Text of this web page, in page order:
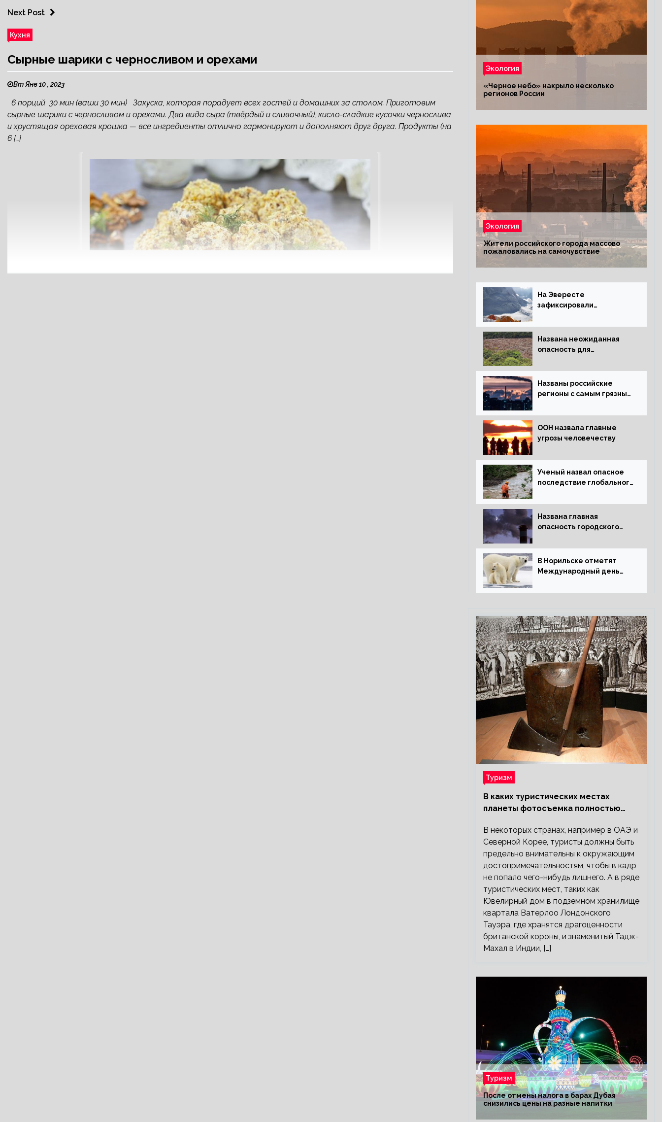
Next Post
Кухня
Сырные шарики с черносливом и орехами
Вт Янв 10 , 2023
6 порций 30 мин (ваши 30 мин) Закуска, которая порадует всех гостей и домашних за столом. Приготовим
сырные шарики с черносливом и орехами. Два вида сыра (твёрдый и сливочный), кисло-сладкие кусочки чернослива
и хрустящая ореховая крошка — все ингредиенты отлично гармонируют и дополняют друг друга. Продукты (на
6 […]
Экология
«Черное небо» накрыло несколько
регионов России
Экология
Жители российского города массово
пожаловались на самочувствие
На Эвересте
зафиксировали
таяние льда
Названа неожиданная
опасность для
планеты
Названы российские
регионы с самым грязным
ООН назвала главные
угрозы человечеству
Ученый назвал опасное
последствие глобального
Названа главная
опасность городского
В Норильске отметят
Международный день
Туризм
В каких туристических местах
планеты фотосъемка полностью
В некоторых странах, например в ОАЭ и
Северной Корее, туристы должны быть
предельно внимательны к окружающим
достопримечательностям, чтобы в кадр
не попало чего-нибудь лишнего. А в ряде
туристических мест, таких как
Ювелирный дом в подземном хранилище
квартала Ватерлоо Лондонского
Тауэра, где хранятся драгоценности
британской короны, и знаменитый Тадж-
Махал в Индии, […]
Туризм
После отмены налога в барах Дубая
снизились цены на разные напитки